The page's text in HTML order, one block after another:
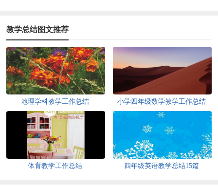
教学总结图文推荐
地理学科教学工作总结
小学四年级数学教学工作总结
(15篇)
体育教学工作总结 四年级英语教学总结15篇